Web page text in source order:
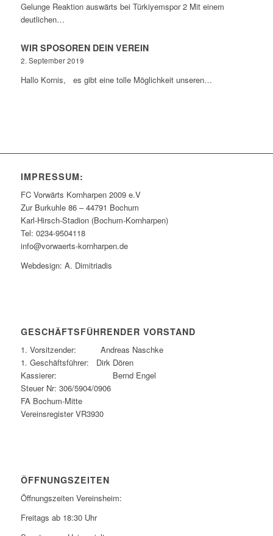
Gelunge Reaktion auswärts bei Türkiyemspor 2 Mit einem
deutlichen…
WIR SPOSOREN DEIN VEREIN
2. September 2019
Hallo Kornis, es gibt eine tolle Möglichkeit unseren…
IMPRESSUM:
FC Vorwärts Kornharpen 2009 e.V
Zur Burkuhle 86 – 44791 Bochum
Karl-Hirsch-Stadion (Bochum-Kornharpen)
Tel: 0234-9504118
info@vorwaerts-kornharpen.de
Webdesign: A. Dimitriadis
GESCHÄFTSFÜHRENDER VORSTAND
1. Vorsitzender: Andreas Naschke
1. Geschäftsführer: Dirk Dören
Kassierer: Bernd Engel
Steuer Nr: 306/5904/0906
FA Bochum-Mitte
Vereinsregister VR3930
ÖFFNUNGSZEITEN
Öffnungszeiten Vereinsheim:
Freitags ab 18:30 Uhr